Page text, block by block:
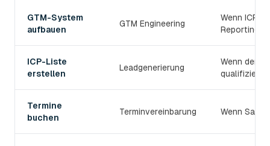
GTM-System
aufbauen
GTM Engineering
Wenn ICP,
Reporting
ICP-Liste
erstellen
Leadgenerierung
Wenn der
qualifiziert
Termine
buchen
Terminvereinbarung Wenn